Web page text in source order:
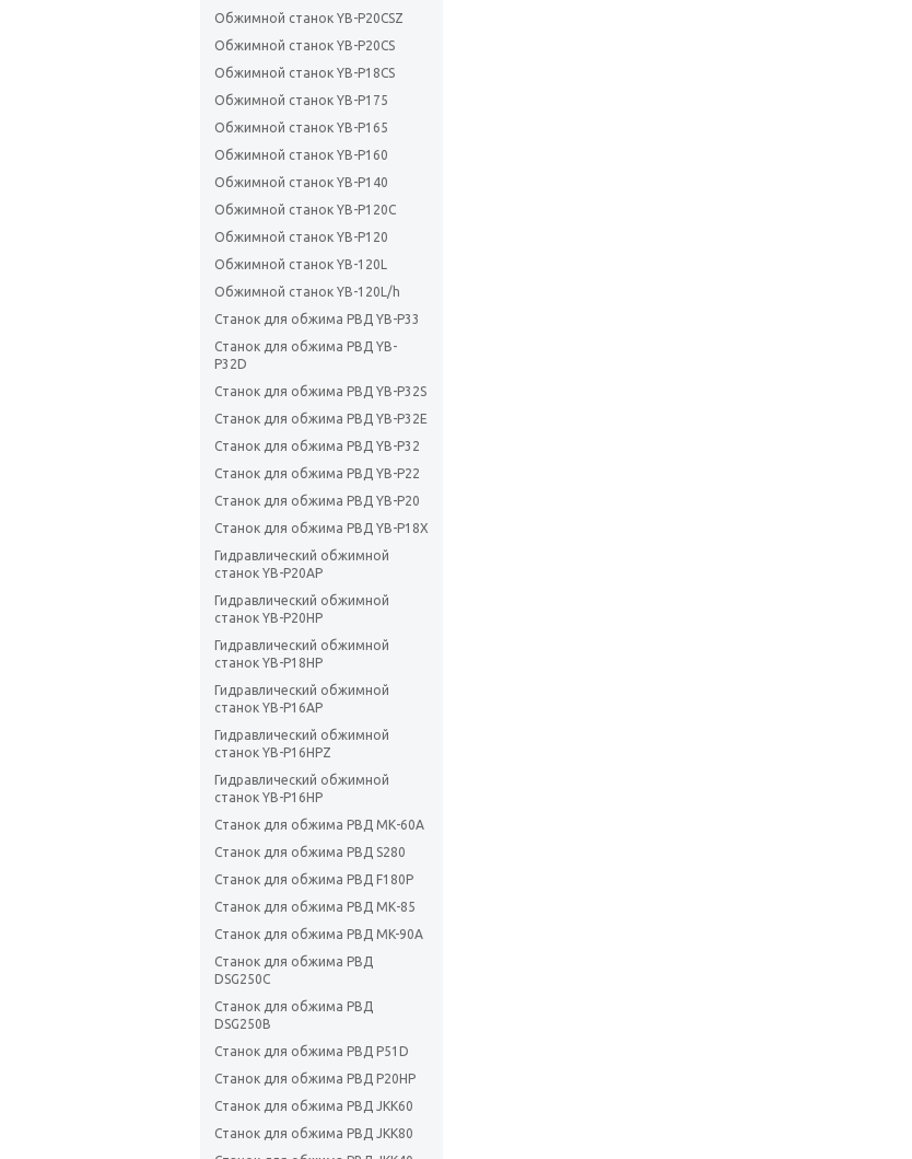
Обжимной станок YB-P20CSZ
Обжимной станок YB-P20CS
Обжимной станок YB-P18CS
Обжимной станок YB-P175
Обжимной станок YB-P165
Обжимной станок YB-P160
Обжимной станок YB-P140
Обжимной станок YB-P120C
Обжимной станок YB-P120
Обжимной станок YB-120L
Обжимной станок YB-120L/h
Станок для обжима РВД YB-P33
Станок для обжима РВД YB-
P32D
Станок для обжима РВД YB-P32S
Станок для обжима РВД YB-P32E
Станок для обжима РВД YB-P32
Станок для обжима РВД YB-P22
Станок для обжима РВД YB-P20
Станок для обжима РВД YB-P18X
Гидравлический обжимной
станок YB-P20AP
Гидравлический обжимной
станок YB-P20HP
Гидравлический обжимной
станок YB-P18HP
Гидравлический обжимной
станок YB-P16AP
Гидравлический обжимной
станок YB-P16HPZ
Гидравлический обжимной
станок YB-P16HP
Станок для обжима РВД МК-60А
Станок для обжима РВД S280
Станок для обжима РВД F180P
Станок для обжима РВД МК-85
Станок для обжима РВД MK-90A
Станок для обжима РВД
DSG250C
Станок для обжима РВД
DSG250B
Станок для обжима РВД P51D
Станок для обжима РВД P20HP
Станок для обжима РВД JKK60
Станок для обжима РВД JKK80